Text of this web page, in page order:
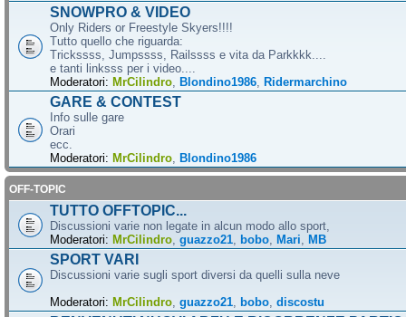
SNOWPRO & VIDEO
Only Riders or Freestyle Skyers!!!!
Tutto quello che riguarda:
Trickssss, Jumpssss, Railssss e vita da Parkkkk....
e tanti linksss per i video....
Moderatori: MrCilindro Blondino1986 Ridermarchino
GARE & CONTEST
Info sulle gare
Orari
ecc.
Moderatori: MrCilindro Blondino1986
OFF-TOPIC
TUTTO OFFTOPIC...
Discussioni varie non legate in alcun modo allo sport,
Moderatori: MrCilindro guazzo21 bobo Mari MB
SPORT VARI
Discussioni varie sugli sport diversi da quelli sulla neve
Moderatori: MrCilindro guazzo21 bobo discostu